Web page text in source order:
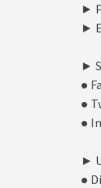
►
►
►
●
●
●
►
●